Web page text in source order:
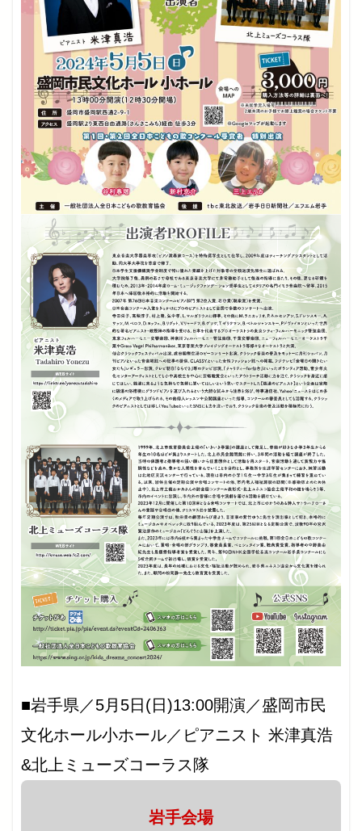
■岩手県／5月5日(日)13:00開演／盛岡市民
文化ホール小ホール／ピアニスト 米津真浩
&北上ミューズコーラス隊
岩手会場